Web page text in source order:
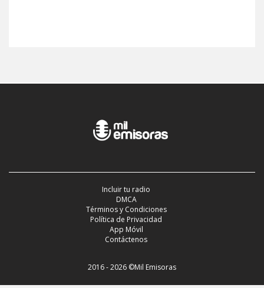
Incluir tu radio
DMCA
Términos y Condiciones
Política de Privacidad
App Móvil
Contáctenos
2016 - 2026 ©Mil Emisoras